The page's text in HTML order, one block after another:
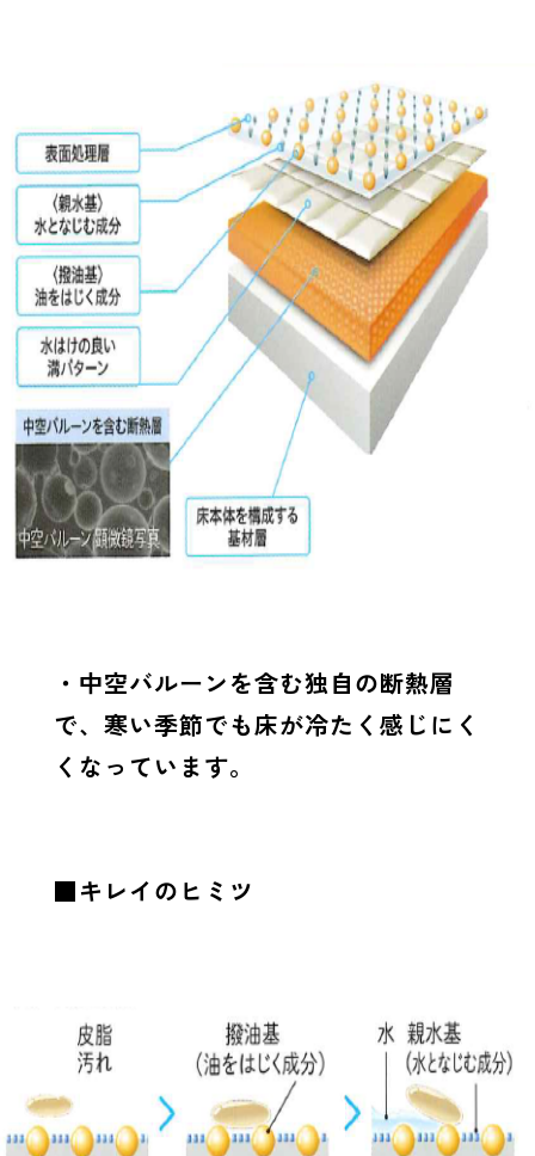
・中空バルーンを含む独自の断熱層
で、寒い季節でも床が冷たく感じにく
くなっています。
■キレイのヒミツ